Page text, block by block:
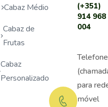
Cabaz Médio
Cabaz de
Frutas
Cabaz
Personalizado
(+351)
914 968
004
Telefone
para
móvel